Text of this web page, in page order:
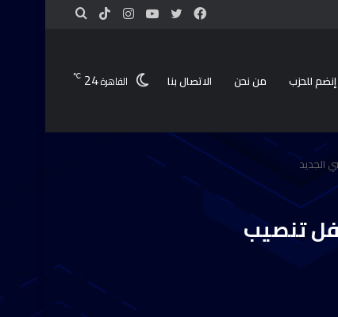
إنضم للحزب من نحن الاتصال بنا القاهرة24
℃
الجديد
تنصيب